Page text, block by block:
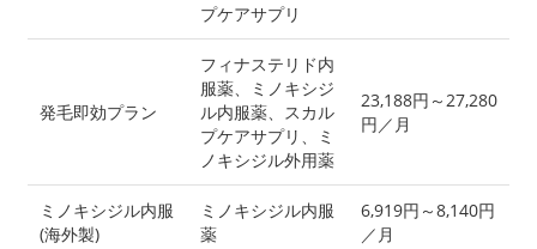
プケアサプリ
発毛即効プラン
フィナステリド内
服薬、ミノキシジ
ル内服薬、スカル
プケアサプリ、ミ
ノキシジル外用薬
23,188円～27,280
円／月
ミノキシジル内服
(海外製)
ミノキシジル内服
薬
6,919円～8,140円
／月